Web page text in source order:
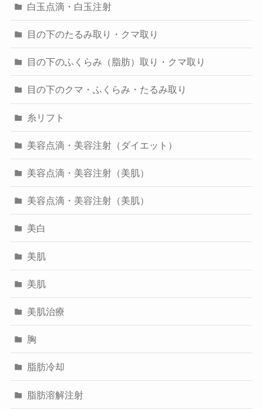
白玉点滴・白玉注射
目の下のたるみ取り・クマ取り
目の下のふくらみ（脂肪）取り・クマ取り
目の下のクマ・ふくらみ・たるみ取り
糸リフト
美容点滴・美容注射（ダイエット）
美容点滴・美容注射（美肌）
美容点滴・美容注射（美肌）
美白
美肌
美肌
美肌治療
胸
脂肪冷却
脂肪溶解注射